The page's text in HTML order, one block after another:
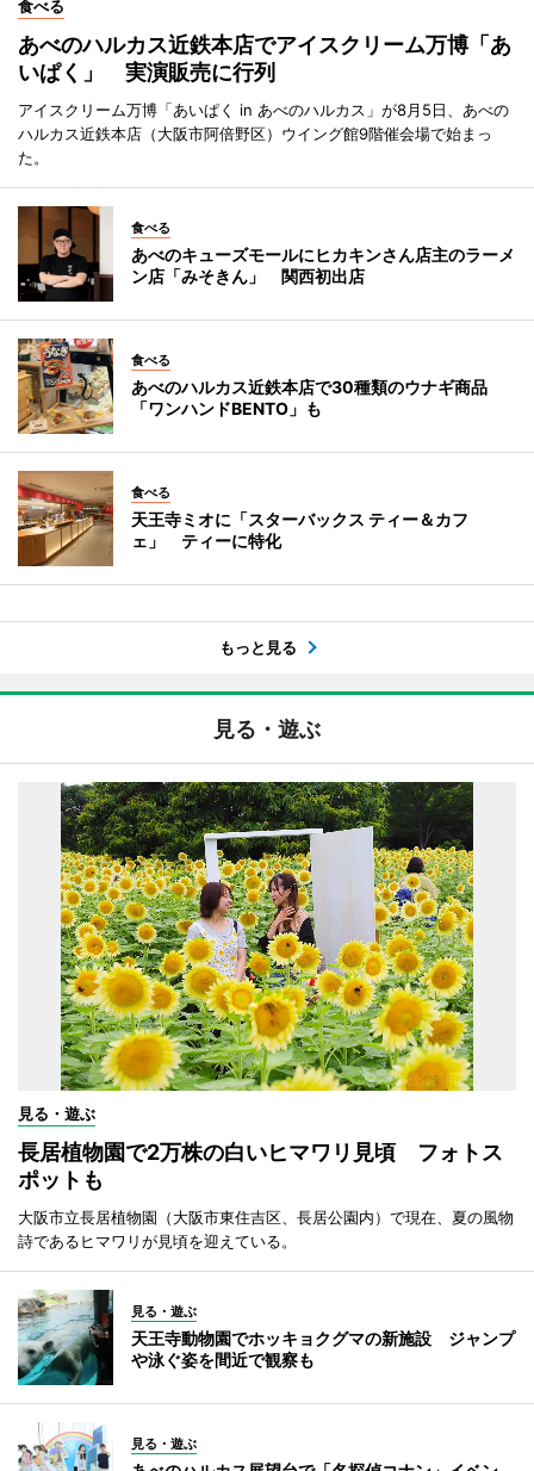
食べる
あべのハルカス近鉄本店でアイスクリーム万博「あ
いぱく」 実演販売に行列
アイスクリーム万博「あいぱく in あべのハルカス」が8月5日、あべの
ハルカス近鉄本店（大阪市阿倍野区）ウイング館9階催会場で始まっ
た。
食べる
あべのキューズモールにヒカキンさん店主のラーメ
ン店「みそきん」 関西初出店
食べる
あべのハルカス近鉄本店で30種類のウナギ商品
「ワンハンドBENTO」も
食べる
天王寺ミオに「スターバックス ティー＆カフ
ェ」 ティーに特化
もっと見る
見る・遊ぶ
見る・遊ぶ
長居植物園で2万株の白いヒマワリ見頃 フォトス
ポットも
大阪市立長居植物園（大阪市東住吉区、長居公園内）で現在、夏の風物
詩であるヒマワリが見頃を迎えている。
見る・遊ぶ
天王寺動物園でホッキョクグマの新施設 ジャンプ
や泳ぐ姿を間近で観察も
見る・遊ぶ